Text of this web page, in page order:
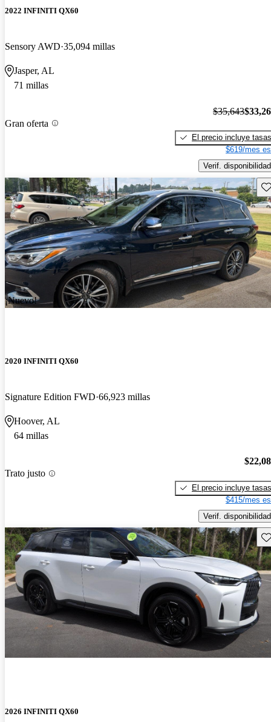
2022 INFINITI QX60
Sensory AWD 35,094 millas
Jasper, AL
71 millas
Gran oferta
$35,643
El precio incluye tasas
$619/mes
Verif. disponibilidad
¡Nuevo!
2020 INFINITI QX60
Signature Edition FWD 66,923 millas
Hoover, AL
64 millas
Trato justo
El precio incluye tasas
$415/mes
Verif. disponibilidad
2026 INFINITI QX60